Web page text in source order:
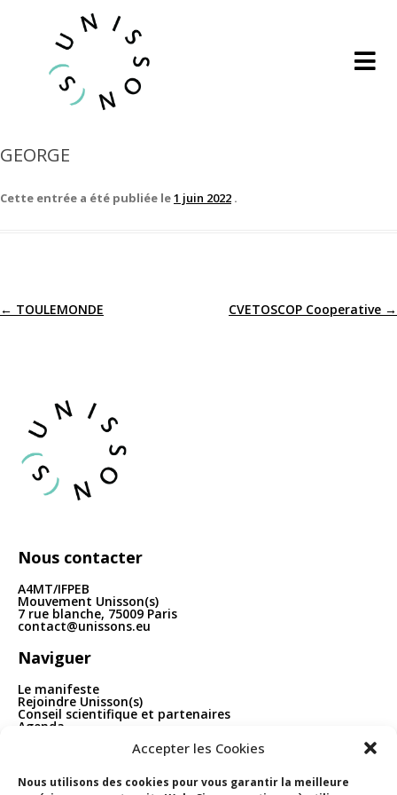
Accepter les Cookies
Nous utilisons des cookies pour vous garantir la meilleure
GEORGE
Cette entrée a été publiée le1 juin 2022 .
Navigation
articles
← TOULEMONDE CVETOSCOP Cooperative →
Nous contacter
A4MT/IFPEB
Mouvement Unisson(s)
7 rue blanche, 75009 Paris
contact@unissons.eu
Naviguer
Le manifeste
Rejoindre Unisson(s)
Conseil scientifique et partenaires
Agenda